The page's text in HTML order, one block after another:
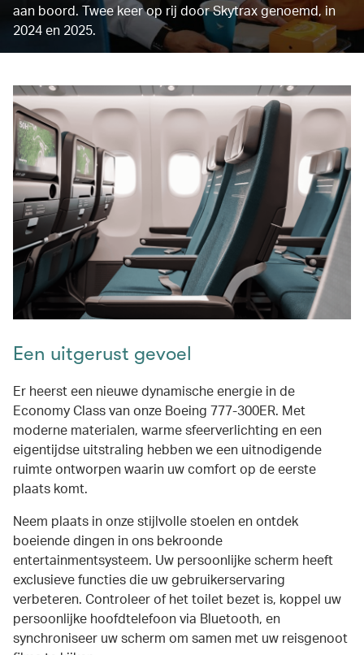
aan boord. Twee keer op rij door Skytrax genoemd, in
2024 en 2025.
Een uitgerust gevoel
Er heerst een nieuwe dynamische energie in de
Economy Class van onze Boeing 777-300ER. Met
moderne materialen, warme sfeerverlichting en een
eigentijdse uitstraling hebben we een uitnodigende
ruimte ontworpen waarin uw comfort op de eerste
plaats komt.
Neem plaats in onze stijlvolle stoelen en ontdek
boeiende dingen in ons bekroonde
entertainmentsysteem. Uw persoonlijke scherm heeft
exclusieve functies die uw gebruikerservaring
verbeteren. Controleer of het toilet bezet is, koppel uw
persoonlijke hoofdtelefoon via Bluetooth, en
synchroniseer uw scherm om samen met uw reisgenoot